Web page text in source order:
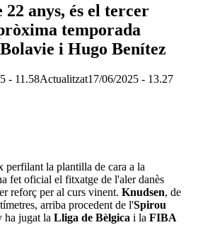
anys, és el tercer
temporada
i Hugo Benítez
- 11.58Actualitzat17/06/2025 - 13.27
perfilant la plantilla de cara a la
fet oficial el fitxatge de l'aler danès
reforç per al curs vinent. Knudsen, de
arriba procedent de l'Spirou
ha jugat la Lliga de Bèlgica i la FIBA